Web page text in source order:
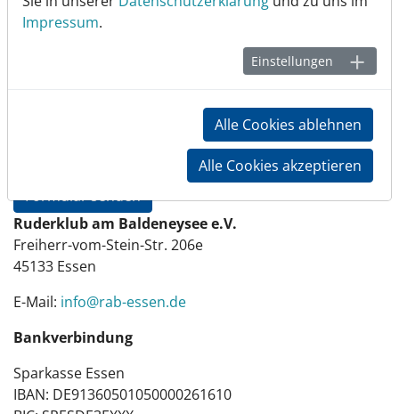
Bestätigen Sie, dass Sie kein Roboter sind
Formular senden
Ruderklub am Baldeneysee e.V.
Freiherr-vom-Stein-Str. 206e
45133 Essen
E-Mail: info@rab-essen.de
Bankverbindung
Sparkasse Essen
IBAN: DE91360501050000261610
Impressum.
Einstellungen
Alle Cookies ablehnen
Alle Cookies akzeptieren